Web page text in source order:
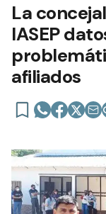
La
IASEP
afiliados